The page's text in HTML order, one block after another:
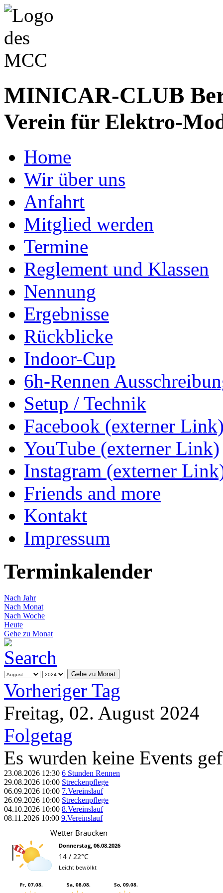
MINICAR-CLUB
Verein für Elektro-
Home
Wir über uns
Anfahrt
Mitglied werden
Termine
Reglement und Klassen
Nennung
Ergebnisse
Rückblicke
Indoor-Cup
6h-Rennen
Setup / Technik
Facebook (externer
YouTube (externer Link)
Instagram (externer
Friends and more
Kontakt
Impressum
Terminkalender
Nach Jahr
Nach Monat
Nach Woche
Heute
Gehe zu Monat
Gehe zu Monat
Vorheriger Tag
Freitag, 02. August 2024
Folgetag
Es wurden keine Events
23.08.2026 12:30 6 Stunden Rennen
29.08.2026 10:00 Streckenpflege
06.09.2026 10:00 7.Vereinslauf
26.09.2026 10:00 Streckenpflege
04.10.2026 10:00 8.Vereinslauf
08.11.2026 10:00 9.Vereinslauf
Wetter Bräucken
Donnerstag, 06.08.2026
14 / 22°C
Leicht bewölkt
Fr, 07.08. Sa, 08.08. So, 09.08.